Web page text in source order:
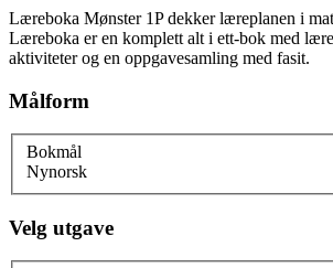
Læreboka Mønster 1P dekker læreplanen i
Læreboka er en komplett alt i ett-bok med
aktiviteter og en oppgavesamling med fasit.
Målform
Bokmål
Nynorsk
Velg utgave